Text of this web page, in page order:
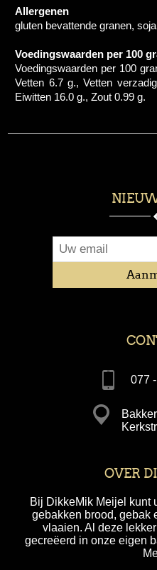
Allergenen
gluten bevattende granen,
Voedingswaarden per 100
Voedingswaarden per 100
Vetten 6.7 g., Vetten
Eiwitten 16.0 g., Zout 0.99 g.
077
OVER
Bij DikkeMik Meijel kunt
gebakken brood, gebak
vlaaien. Al deze
gecreëerd in onze eigen